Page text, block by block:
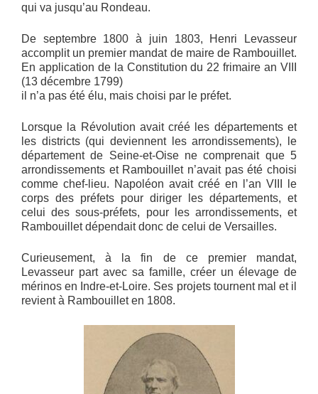
qui va jusqu’au Rondeau.
De septembre 1800 à juin 1803, Henri Levasseur
accomplit un premier mandat de maire de Rambouillet.
En application de la Constitution du 22 frimaire an VIII
(13 décembre 1799)
il n’a pas été élu, mais choisi par le préfet.
Lorsque la Révolution avait créé les départements et
les districts (qui deviennent les arrondissements), le
département de Seine-et-Oise ne comprenait que 5
arrondissements et Rambouillet n’avait pas été choisi
comme chef-lieu. Napoléon avait créé en l’an VIII le
corps des préfets pour diriger les départements, et
celui des sous-préfets, pour les arrondissements, et
Rambouillet dépendait donc de celui de Versailles.
Curieusement, à la fin de ce premier mandat,
Levasseur part avec sa famille, créer un élevage de
mérinos en Indre-et-Loire. Ses projets tournent mal et il
revient à Rambouillet en 1808.